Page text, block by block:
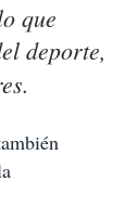
que
deporte,